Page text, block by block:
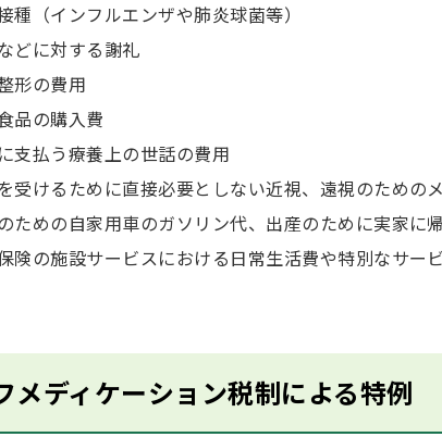
種（インフルエンザや肺炎球菌等）
どに対する謝礼
形の費用
品の購入費
支払う療養上の世話の費用
受けるために直接必要としない近視、遠視のための
ための自家用車のガソリン代、出産のために実家に
険の施設サービスにおける日常生活費や特別なサー
メディケーション税制による特例